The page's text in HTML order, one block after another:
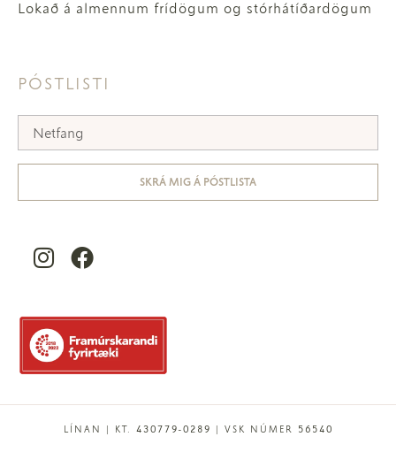
Lokað á almennum frídögum og stórhátíðardögum
PÓSTLISTI
SKRÁ MIG Á PÓSTLISTA
LÍNAN | KT. 430779-0289 | VSK NÚMER 56540